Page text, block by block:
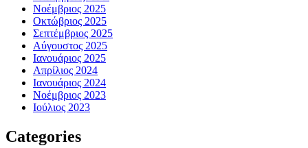
Νοέμβριος 2025
Οκτώβριος 2025
Σεπτέμβριος 2025
Αύγουστος 2025
Ιανουάριος 2025
Απρίλιος 2024
Ιανουάριος 2024
Νοέμβριος 2023
Ιούλιος 2023
Categories